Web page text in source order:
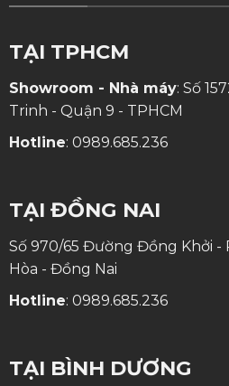
TẠI TPHCM
Showroom - Nhà máy: Số
Trinh - Quận 9 - TPHCM
Hotline: 0989.685.236
TẠI ĐỒNG NAI
Số 970/65 Đường Đồng Khởi -
Hòa - Đồng Nai
Hotline: 0989.685.236
TẠI BÌNH DƯƠNG